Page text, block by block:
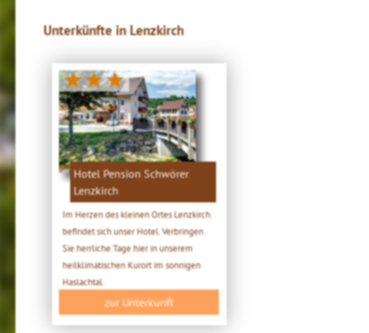
Unterkünfte in Lenzkirch
★★★
Hotel Pension Schwörer
Lenzkirch
Im Herzen des kleinen Ortes Lenzkirch
befindet sich unser Hotel. Verbringen
Sie herrliche Tage hier in unserem
heilklimatischen Kurort im sonnigen
Haslachtal.
zur Unterkunft